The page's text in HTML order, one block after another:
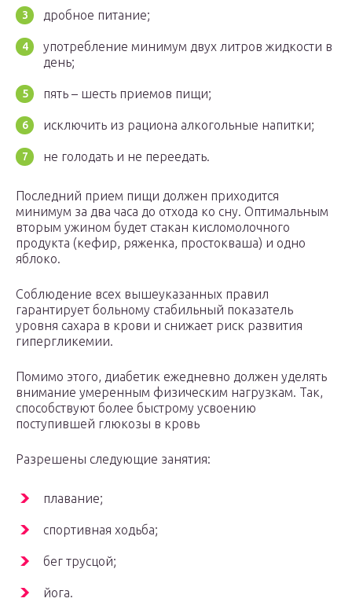
дробное питание;
употребление минимум двух литров жидкости в
день;
пять – шесть приемов пищи;
исключить из рациона алкогольные напитки;
не голодать и не переедать.
Последний прием пищи должен приходится
минимум за два часа до отхода ко сну. Оптимальным
вторым ужином будет стакан кисломолочного
продукта (кефир, ряженка, простокваша) и одно
яблоко.
Соблюдение всех вышеуказанных правил
гарантирует больному стабильный показатель
уровня сахара в крови и снижает риск развития
гипергликемии.
Помимо этого, диабетик ежедневно должен уделять
внимание умеренным физическим нагрузкам. Так,
способствуют более быстрому усвоению
поступившей глюкозы в кровь
Разрешены следующие занятия:
плавание;
спортивная ходьба;
бег трусцой;
йога.